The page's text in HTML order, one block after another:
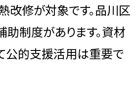
改修が対象です。品川区
制度があります。資材
公的支援活用は重要で